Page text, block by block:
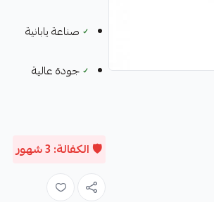
✓ صناعة يابانية
✓جودة عالية
🛡️ الكفالة: 3 شهور